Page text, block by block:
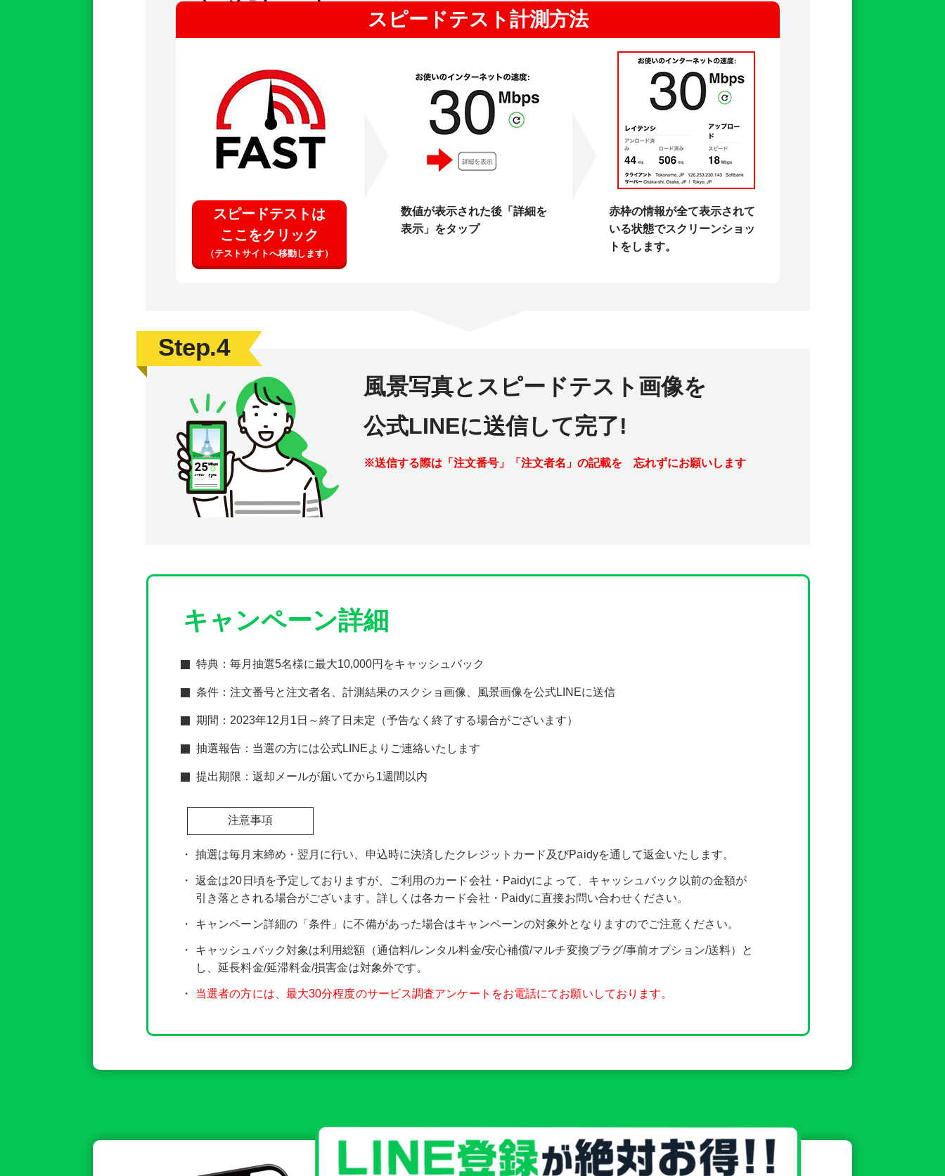
スピードテスト計測方法
スピードテストは
ここをクリック
（テストサイトへ移動します）
数値が表示された後「詳細を
表示」をタップ
赤枠の情報が全て表示されて
いる状態でスクリーンショッ
トをします。
Step.4
風景写真とスピードテスト画像を
公式LINEに送信して完了!
※送信する際は「注文番号」「注文者名」の記載を 忘れずにお願いします
キャンペーン詳細
特典：毎月抽選5名様に最大10,000円をキャッシュバック
条件：注文番号と注文者名、計測結果のスクショ画像、風景画像を公式LINEに送信
期間：2023年12月1日～終了日未定（予告なく終了する場合がございます）
抽選報告：当選の方には公式LINEよりご連絡いたします
提出期限：返却メールが届いてから1週間以内
注意事項
抽選は毎月末締め・翌月に行い、申込時に決済したクレジットカード及びPaidyを通して返金いたします。
返金は20日頃を予定しておりますが、ご利用のカード会社・Paidyによって、キャッシュバック以前の金額が
引き落とされる場合がございます。詳しくは各カード会社・Paidyに直接お問い合わせください。
キャンペーン詳細の「条件」に不備があった場合はキャンペーンの対象外となりますのでご注意ください。
キャッシュバック対象は利用総額（通信料/レンタル料金/安心補償/マルチ変換プラグ/事前オプション/送料）と
し、延長料金/延滞料金/損害金は対象外です。
当選者の方には、最大30分程度のサービス調査アンケートをお電話にてお願いしております。